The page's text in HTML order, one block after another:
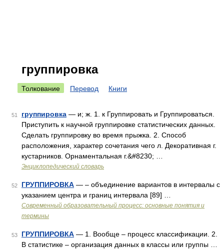
группировка
Толкование Перевод Книги
51 группировка — и; ж. 1. к Группировать и Группироваться.
Приступить к научной группировке статистических данных.
Сделать группировку во время прыжка. 2. Способ
расположения, характер сочетания чего л. Декоративная г.
кустарников. Орнаментальная г.&#8230; …
Энциклопедический словарь
52 ГРУППИРОВКА — – объединение вариантов в интервалы с
указанием центра и границ интервала [89] …
Современный образовательный процесс: основные понятия и
термины
53 ГРУППИРОВКА — 1. Вообще – процесс классификации. 2.
В статистике – организация данных в классы или группы …